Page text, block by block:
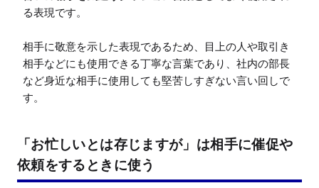
る表現です。
相手に敬意を示した表現であるため、目上の人や取引き
相手などにも使用できる丁寧な言葉であり、社内の部長
など身近な相手に使用しても堅苦しすぎない言い回しで
す。
「お忙しいとは存じますが」は相手に催促や
依頼をするときに使う